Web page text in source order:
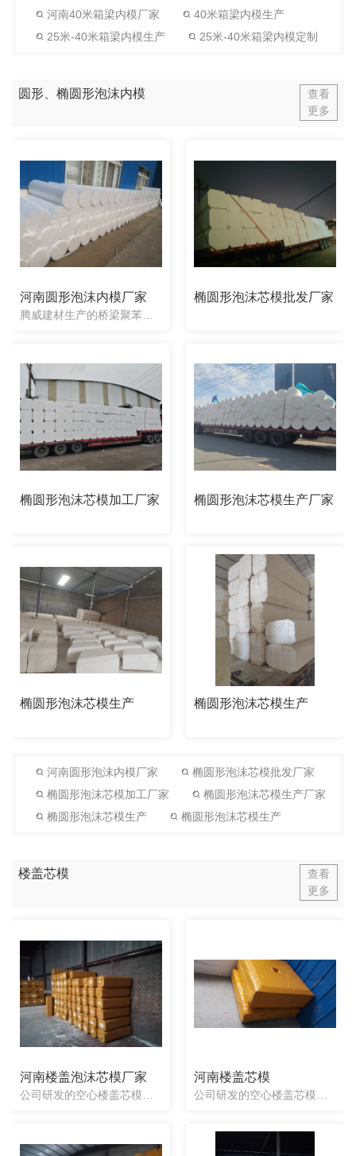
河南40米箱梁内模厂家
40米箱梁内模生产
25米-40米箱梁内模生产
25米-40米箱梁内模定制
圆形、椭圆形泡沫内模
查看
更多
河南圆形泡沫内模厂家 椭圆形泡沫芯模批发厂家
椭圆形泡沫芯模加工厂家 椭圆形泡沫芯模生产厂家
椭圆形泡沫芯模生产 椭圆形泡沫芯模生产
河南圆形泡沫内模厂家
椭圆形泡沫芯模批发厂家
椭圆形泡沫芯模加工厂家
椭圆形泡沫芯模生产厂家
椭圆形泡沫芯模生产
椭圆形泡沫芯模生产
楼盖芯模
查看
更多
河南楼盖泡沫芯模厂家 河南楼盖芯模